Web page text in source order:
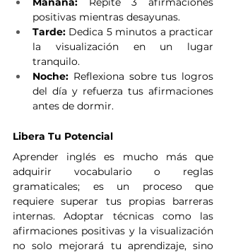
positivas mientras desayunas.
Tarde: Dedica 5 minutos a practicar
la visualización en un lugar
tranquilo.
Noche: Reflexiona sobre tus logros
del día y refuerza tus afirmaciones
antes de dormir.
Libera Tu Potencial
Aprender inglés es mucho más que
adquirir vocabulario o reglas
gramaticales; es un proceso que
requiere superar tus propias barreras
internas. Adoptar técnicas como las
afirmaciones positivas y la visualización
no solo mejorará tu aprendizaje, sino